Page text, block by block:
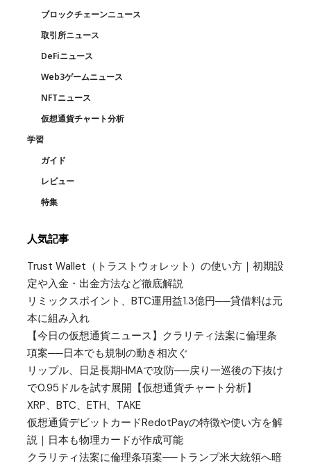
ブロックチェーンニュース
取引所ニュース
DeFiニュース
Web3ゲームニュース
NFTニュース
仮想通貨チャート分析
学習
ガイド
レビュー
特集
人気記事
Trust Wallet（トラストウォレット）の使い方｜初期設
定や入金・出金方法など徹底解説
リミックスポイント、BTC運用益1.3億円──貸借料は元
本に組み入れ
【今日の仮想通貨ニュース】クラリティ法案に倫理条
項案──日本でも規制の動き相次ぐ
リップル、日足長期HMAで攻防──戻り一巡後の下抜け
で0.95ドルを試す展開【仮想通貨チャート分析】
XRP、BTC、ETH、TAKE
仮想通貨デビットカードRedotPayの特徴や使い方を解
説｜日本も物理カードが作成可能
クラリティ法案に倫理条項案──トランプ米大統領へ暗